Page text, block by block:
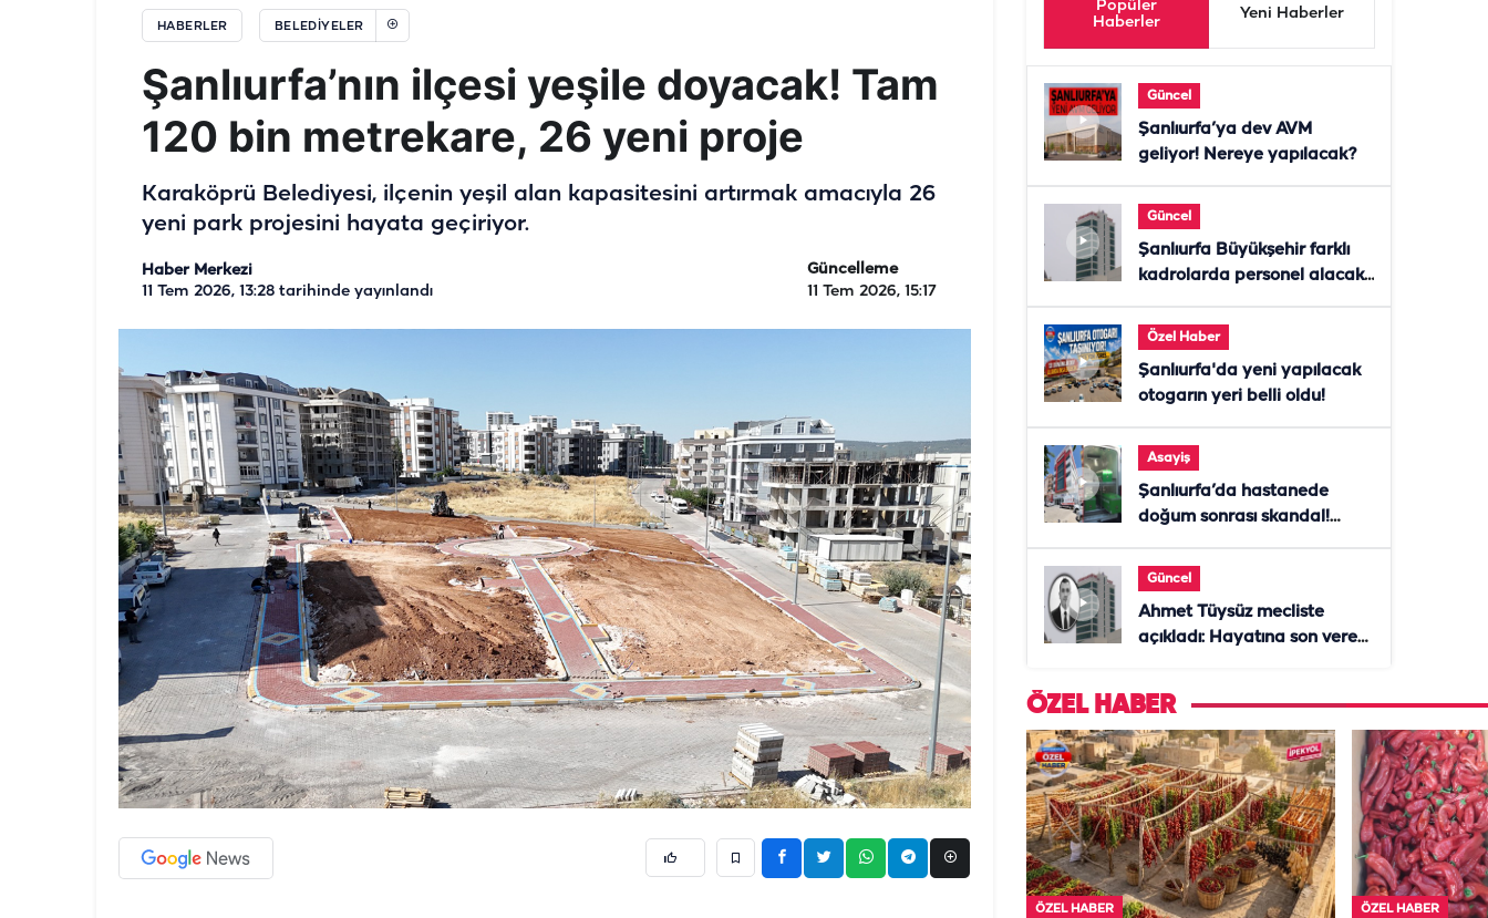
HABERLER BELEDIYELER
Şanlıurfa’nın ilçesi yeşile doyacak! Tam
120 bin metrekare, 26 yeni proje
Karaköprü Belediyesi, ilçenin yeşil alan kapasitesini artırmak amacıyla 26
yeni park projesini hayata geçiriyor.
Haber Merkezi
11 Tem 2026, 13:28 tarihinde yayınlandı
Güncelleme
11 Tem 2026, 15:17
Popüler
Haberler
Yeni Haberler
Güncel
Şanlıurfa’ya dev AVM
geliyor! Nereye yapılacak?
Güncel
Şanlıurfa Büyükşehir farklı
kadrolarda personel alacak!
Özel Haber
Şanlıurfa'da yeni yapılacak
otogarın yeri belli oldu!
Asayiş
Şanlıurfa’da hastanede
doğum sonrası skandal!
Güncel
Ahmet Tüysüz mecliste
açıkladı: Hayatına son veren
ÖZEL HABER
ÖZEL HABER ÖZEL HABER